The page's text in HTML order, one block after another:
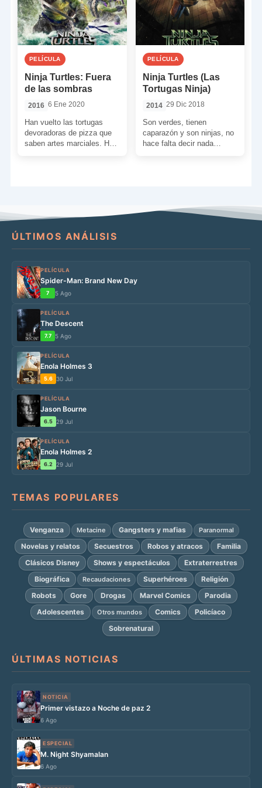
PELÍCULA
Ninja Turtles: Fuera
de las sombras
2016 6 Ene 2020
Han vuelto las tortugas
devoradoras de pizza que
saben artes marciales. Han
PELÍCULA
Ninja Turtles (Las
Tortugas Ninja)
2014 29 Dic 2018
Son verdes, tienen
caparazón y son ninjas, no
hace falta decir nada
ÚLTIMOS ANÁLISIS
PELÍCULA
Spider-Man: Brand New Day
7 5 Ago
PELÍCULA
The Descent
7.7 5 Ago
PELÍCULA
Enola Holmes 3
5.6 30 Jul
PELÍCULA
Jason Bourne
6.5 29 Jul
PELÍCULA
Enola Holmes 2
6.2 29 Jul
TEMAS POPULARES
Venganza Metacine Gangsters y mafias Paranormal
Novelas y relatos Secuestros Robos y atracos
Familia
Clásicos Disney
Shows y espectáculos
Extraterrestres
Biográfica
Recaudaciones Superhéroes
Religión
Robots
Gore Drogas Marvel Comics
Parodia
Adolescentes
Otros mundos Comics
Policíaco
Sobrenatural
ÚLTIMAS NOTICIAS
NOTICIA
Primer vistazo a Noche de paz 2
6 Ago
ESPECIAL
M. Night Shyamalan
6 Ago